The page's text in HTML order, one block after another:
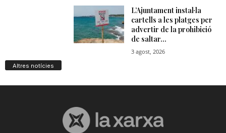
Altres notícies